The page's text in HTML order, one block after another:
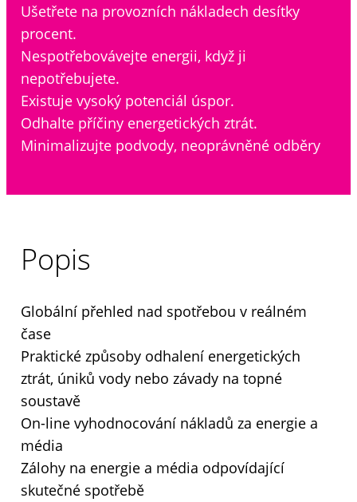
Ušetřete na provozních nákladech desítky
procent.
Nespotřebovávejte energii, když ji
nepotřebujete.
Existuje vysoký potenciál úspor.
Odhalte příčiny energetických ztrát.
Minimalizujte podvody, neoprávněné odběry
Popis
Globální přehled nad spotřebou v reálném
čase
Praktické způsoby odhalení energetických
ztrát, úniků vody nebo závady na topné
soustavě
On-line vyhodnocování nákladů za energie a
média
Zálohy na energie a média odpovídající
skutečné spotřebě